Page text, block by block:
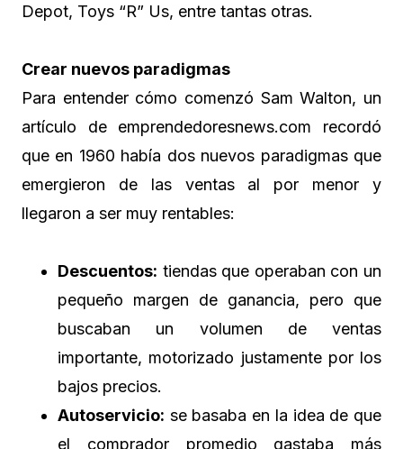
Depot, Toys “R” Us, entre tantas otras.
Crear nuevos paradigmas
Para entender cómo comenzó Sam Walton, un
artículo de emprendedoresnews.com recordó
que en 1960 había dos nuevos paradigmas que
emergieron de las ventas al por menor y
llegaron a ser muy rentables:
Descuentos: tiendas que operaban con un
pequeño margen de ganancia, pero que
buscaban un volumen de ventas
importante, motorizado justamente por los
bajos precios.
Autoservicio: se basaba en la idea de que
el comprador promedio gastaba más